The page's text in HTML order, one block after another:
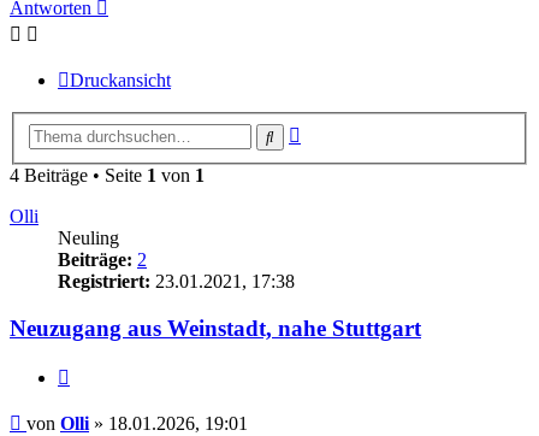
Antworten
Druckansicht
Suche
4 Beiträge • Seite 1 von 1
Olli
Neuling
Beiträge: 2
Registriert: 23.01.2021, 17:38
Neuzugang aus Weinstadt, nahe Stuttgart
Beitrag
von Olli » 18.01.2026, 19:01